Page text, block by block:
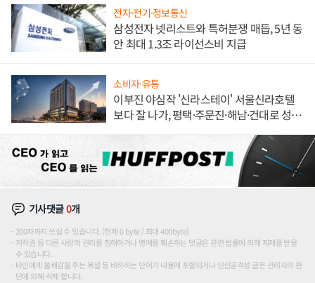
전자·전기·정보통신
삼성전자 넷리스트와 특허분쟁 매듭, 5년 동
안 최대 1.3조 라이선스비 지급
소비자·유통
이부진 야심작 '신라스테이' 서울신라호텔
보다 잘 나가, 평택·주문진·해남·건대로 성
기사댓글0개
200자까지 쓰실 수 있습니다. (현재 0 byte / 최대 400byte)
저작권 등 다른 사람의 권리를 침해하거나 명예를 훼손하는 댓글은 관련 법률에 의해 제재를 받을
수 있습니다.
타인에게 불쾌감을 주는 욕설 등 비하하는 단어가 내용에 포함되거나 인신공격성 글은 관리자의 판
단에 의해 삭제 합니다.